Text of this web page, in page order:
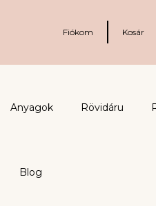
Fiókom Kosár
Anyagok Rövidáru
Blog